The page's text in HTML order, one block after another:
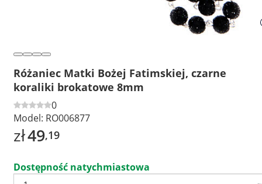
Różaniec Matki Bożej Fatimskiej, czarne
koraliki brokatowe 8mm
0
Model: RO006877
zł49,19
Dostępność natychmiastowa